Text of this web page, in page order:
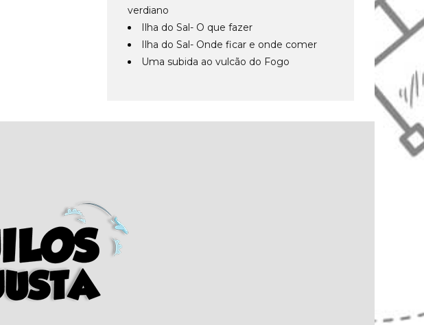
verdiano
Ilha do Sal- O que fazer
Ilha do Sal- Onde ficar e onde comer
Uma subida ao vulcão do Fogo